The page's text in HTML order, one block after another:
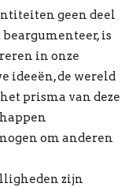
geen deel
is
in onze
ideeën, de wereld
prisma van deze
om anderen
zijn